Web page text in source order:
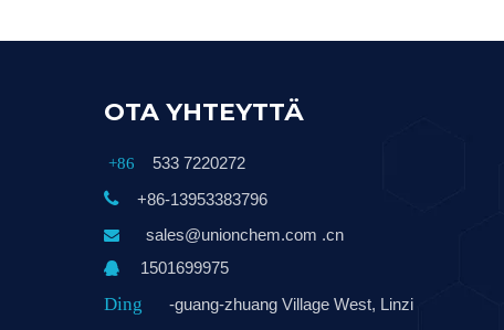
OTA YHTEYTTÄ
+86
533 7220272

+86-13953383796
 sales@unionchem.com .cn

1501699975
Ding
-guang-zhuang Village West, Linzi